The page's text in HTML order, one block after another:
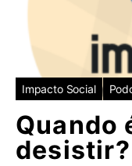
Impacto Social
Quando
desistir?